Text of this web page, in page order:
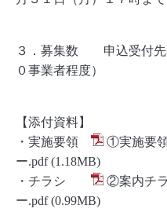
３．募集数 申込受付先
０事業者程度）
【添付資料】
・実施要領
①実施要
ー.pdf(1.18MB)
・チラシ
②案内チ
ー.pdf(0.99MB)